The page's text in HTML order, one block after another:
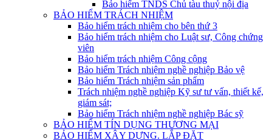
Bảo hiểm TNDS Chủ tàu thuỷ nội địa
BẢO HIỂM TRÁCH NHIỆM
Bảo hiểm trách nhiệm cho bên thứ 3
Bảo hiểm trách nhiệm cho Luật sư, Công chứng
viên
Bảo hiểm trách nhiệm Công cộng
Bảo hiểm Trách nhiệm nghề nghiệp Bảo vệ
Bảo hiểm Trách nhiệm sản phẩm
Trách nhiệm nghề nghiệp Kỹ sư tư vấn, thiết kế,
giám sát;
Bảo hiểm Trách nhiệm nghề nghiệp Bác sỹ
BẢO HIỂM TÍN DỤNG THƯƠNG MẠI
BẢO HIỂM XÂY DỰNG. LẮP ĐẶT